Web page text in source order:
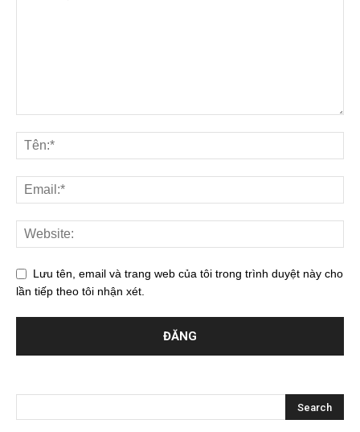
Lưu tên, email và trang web của tôi trong trình duyệt này cho
lần tiếp theo tôi nhận xét.